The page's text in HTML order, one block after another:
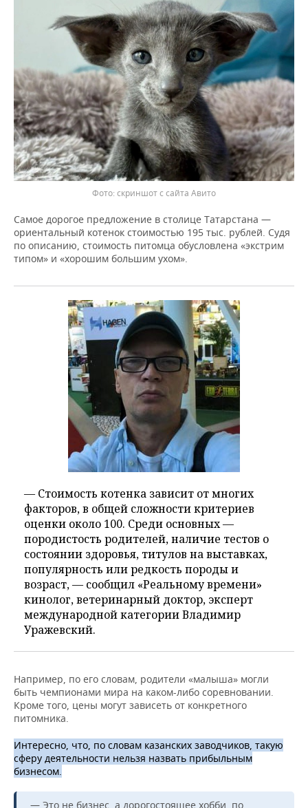
скриншот с сайта Авито
Самое дорогое предложение в столице Татарстана —
ориентальный котенок стоимостью 195 тыс. рублей. Судя
по описанию, стоимость питомца обусловлена «экстрим
типом» и «хорошим большим ухом».
— Стоимость котенка зависит от многих
факторов, в общей сложности критериев
оценки около 100. Среди основных —
породистость родителей, наличие тестов о
состоянии здоровья, титулов на выставках,
популярность или редкость породы и
возраст, — сообщил «Реальному времени»
кинолог, ветеринарный доктор, эксперт
международной категории Владимир
Уражевский.
Например, по его словам, родители «малыша» могли
быть чемпионами мира на каком-либо соревновании.
Кроме того, цены могут зависеть от конкретного
питомника.
Интересно, что, по словам казанских заводчиков, такую
сферу деятельности нельзя назвать прибыльным
бизнесом.
— Это не бизнес, а дорогостоящее хобби, по